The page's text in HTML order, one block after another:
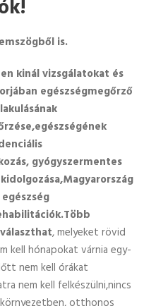
is.
kinál vizsgálatokat és
egészségmegőrző
gyógyszermentes
, melyeket rövid
kell hónapokat várnia egy-
nem kell órákat
nem kell felkészülni,nincs